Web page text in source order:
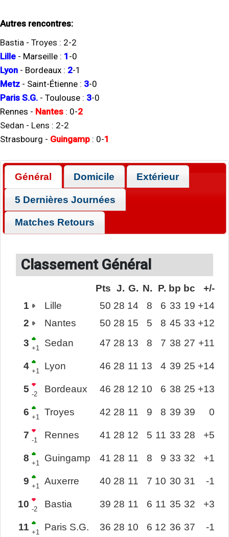
Autres rencontres:
Bastia - Troyes : 2-2
Lille - Marseille : 1 -0
Lyon - Bordeaux : 2-1
Metz - Saint-Étienne : 3-0
Paris S.G. - Toulouse : 3-0
Rennes - Nantes : 0-2
Sedan - Lens : 2-2
Strasbourg - Guingamp : 0-1
Général Domicile Extérieur
5 Dernières Journées
Matches Retours
Classement Général
Pts J. G. N. P. bp bc
+/-
1
Lille 50 28 14 8 6 33 19 +14
2
Nantes 50 28 15 5 8 45 33 +12
3 +1 Sedan 47 28 13 8 7 38 27 +11
4 +1 Lyon 46 28 11 13 4 39 25 +14
5 -2 Bordeaux 46 28 12 10 6 38 25 +13
6 +1 Troyes 42 28 11 9 8 39 39 0
7 -1 Rennes 41 28 12 5 11 33 28 +5
8 +1 Guingamp 41 28 11 8 9 33 32 +1
9 +1 Auxerre 40 28 11 7 10 30 31 -1
10 -2 Bastia 39 28 11 6 11 35 32 +3
11 +1 Paris S.G. 36 28 10 6 12 36 37 -1